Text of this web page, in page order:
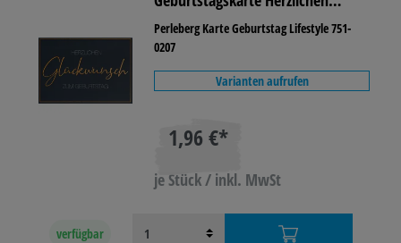
Glückwunsch zum Geburtstag
Perleberg Karte Geburtstag Lifestyle 751-
0207
Varianten aufrufen
1,96 €*
je Stück / inkl. MwSt
verfügbar